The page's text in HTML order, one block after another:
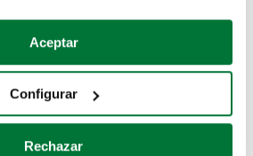
quisiéramos:
sobre su ubicación geográfica
analizándolo activamente
específicas (huellas
Aceptar
Configurar
Rechazar
mano